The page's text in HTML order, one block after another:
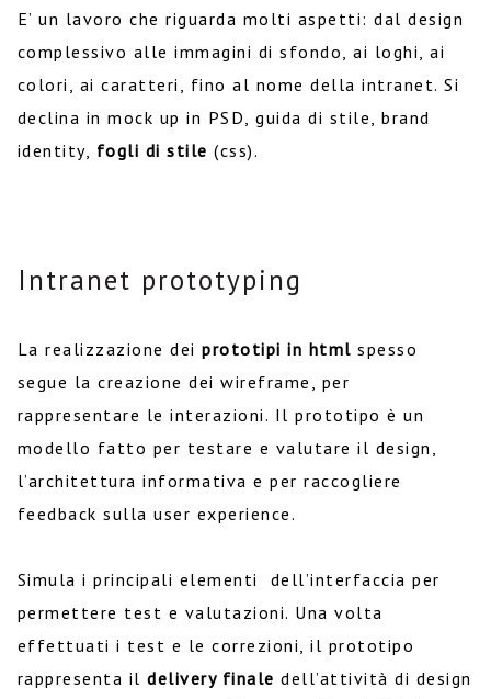
E’ un lavoro che riguarda molti aspetti: dal design
complessivo alle immagini di sfondo, ai loghi, ai
colori, ai caratteri, fino al nome della intranet. Si
declina in mock up in PSD, guida di stile, brand
identity, fogli di stile (css).
Intranet prototyping
La realizzazione deiprototipi in html spesso
segue la creazione dei wireframe, per
rappresentare le interazioni. Il prototipo è un
modello fatto per testare e valutare il design,
l’architettura informativa e per raccogliere
feedback sulla user experience.
Simula i principali elementi dell’interfaccia per
permettere test e valutazioni. Una volta
effettuati i test e le correzioni, il prototipo
rappresenta ildelivery finale dell’attività di design